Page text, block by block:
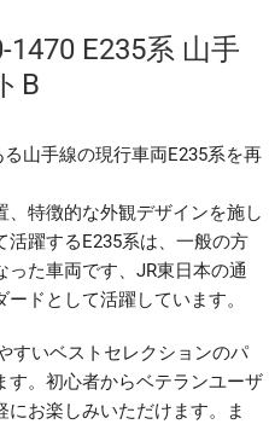
1470 E235系 山手
B
山手線の現行車両E235系を再
、特徴的な外観デザインを施し
活躍するE235系は、一般の方
た車両です、JR東日本の通
ドとして活躍しています。
すいベストセレクションのパ
す。初心者からベテランユーザ
にお楽しみいただけます。ま